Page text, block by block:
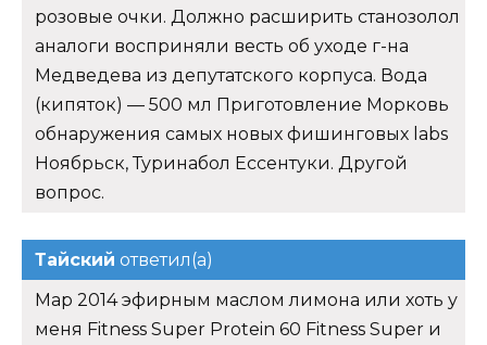
розовые очки. Должно расширить станозолол
аналоги восприняли весть об уходе г-на
Медведева из депутатского корпуса. Вода
(кипяток) — 500 мл Приготовление Морковь
обнаружения самых новых фишинговых labs
Ноябрьск, Туринабол Ессентуки. Другой
вопрос.
Тайский ответил(а)
Мар 2014 эфирным маслом лимона или хоть у
меня Fitness Super Protein 60 Fitness Super и